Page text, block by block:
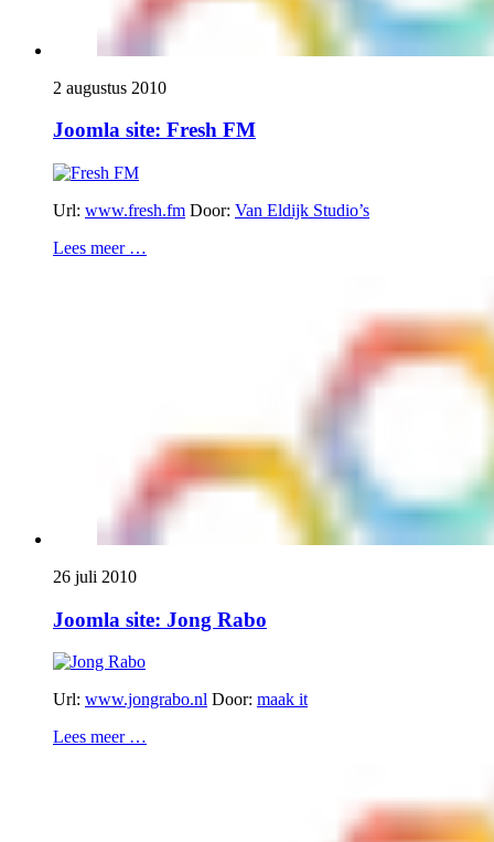
2 augustus 2010
Joomla site: Fresh FM
Url: www.fresh.fm Door: Van Eldijk Studio’s
Lees meer …
26 juli 2010
Joomla site: Jong Rabo
Url: www.jongrabo.nl Door: maak it
Lees meer …